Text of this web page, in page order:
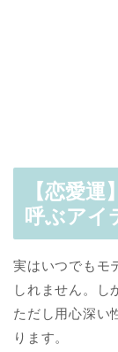
【恋愛
呼ぶアイ
実はいつでもモ
しれません。し
ただし用心深い
ります。